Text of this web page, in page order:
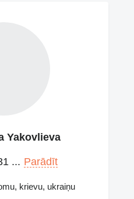
Yakovlieva
... Parādīt
krievu, ukraiņu